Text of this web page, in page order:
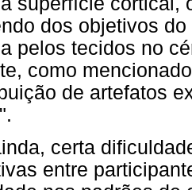
dos objetivos
pelos tecidos no
como
de artefatos
certa
entre